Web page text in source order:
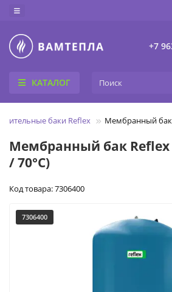
+7
КАТАЛОГ
баки Reflex Мембранный бак
Мембранный бак Reflex
/ 70°C)
Код товара: 7306400
7306400